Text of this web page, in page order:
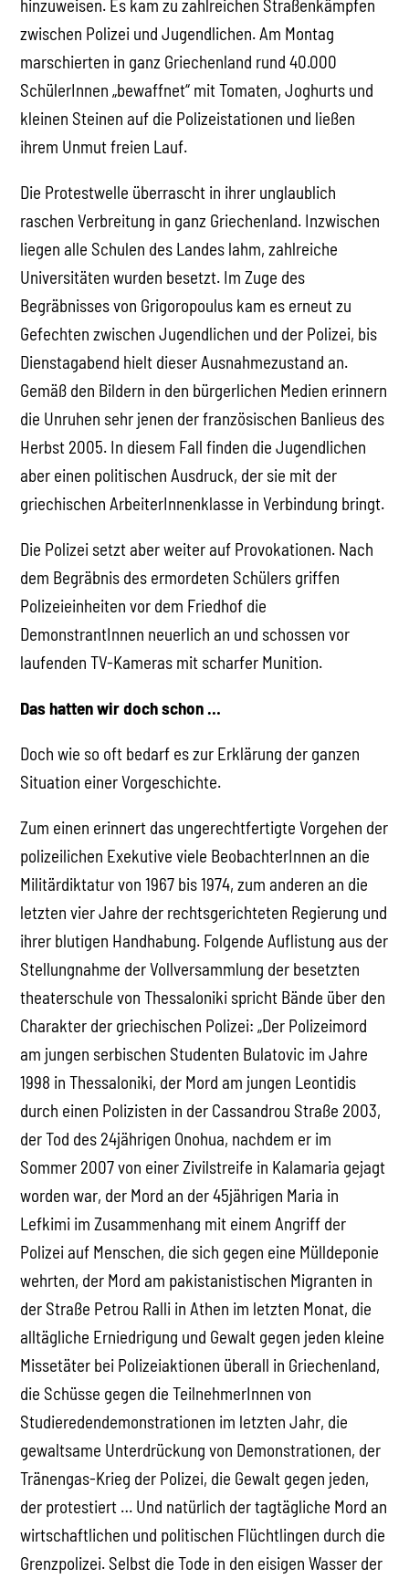
hinzuweisen. Es kam zu zahlreichen Straßenkämpfen
zwischen Polizei und Jugendlichen. Am Montag
marschierten in ganz Griechenland rund 40.000
SchülerInnen „bewaffnet“ mit Tomaten, Joghurts und
kleinen Steinen auf die Polizeistationen und ließen
ihrem Unmut freien Lauf.
Die Protestwelle überrascht in ihrer unglaublich
raschen Verbreitung in ganz Griechenland. Inzwischen
liegen alle Schulen des Landes lahm, zahlreiche
Universitäten wurden besetzt. Im Zuge des
Begräbnisses von Grigoropoulus kam es erneut zu
Gefechten zwischen Jugendlichen und der Polizei, bis
Dienstagabend hielt dieser Ausnahmezustand an.
Gemäß den Bildern in den bürgerlichen Medien erinnern
die Unruhen sehr jenen der französischen Banlieus des
Herbst 2005. In diesem Fall finden die Jugendlichen
aber einen politischen Ausdruck, der sie mit der
griechischen ArbeiterInnenklasse in Verbindung bringt.
Die Polizei setzt aber weiter auf Provokationen. Nach
dem Begräbnis des ermordeten Schülers griffen
Polizeieinheiten vor dem Friedhof die
DemonstrantInnen neuerlich an und schossen vor
laufenden TV-Kameras mit scharfer Munition.
Das hatten wir doch schon …
Doch wie so oft bedarf es zur Erklärung der ganzen
Situation einer Vorgeschichte.
Zum einen erinnert das ungerechtfertigte Vorgehen der
polizeilichen Exekutive viele BeobachterInnen an die
Militärdiktatur von 1967 bis 1974, zum anderen an die
letzten vier Jahre der rechtsgerichteten Regierung und
ihrer blutigen Handhabung. Folgende Auflistung aus der
Stellungnahme der Vollversammlung der besetzten
theaterschule von Thessaloniki spricht Bände über den
Charakter der griechischen Polizei: „Der Polizeimord
am jungen serbischen Studenten Bulatovic im Jahre
1998 in Thessaloniki, der Mord am jungen Leontidis
durch einen Polizisten in der Cassandrou Straße 2003,
der Tod des 24jährigen Onohua, nachdem er im
Sommer 2007 von einer Zivilstreife in Kalamaria gejagt
worden war, der Mord an der 45jährigen Maria in
Lefkimi im Zusammenhang mit einem Angriff der
Polizei auf Menschen, die sich gegen eine Mülldeponie
wehrten, der Mord am pakistanistischen Migranten in
der Straße Petrou Ralli in Athen im letzten Monat, die
alltägliche Erniedrigung und Gewalt gegen jeden kleine
Missetäter bei Polizeiaktionen überall in Griechenland,
die Schüsse gegen die TeilnehmerInnen von
Studieredendemonstrationen im letzten Jahr, die
gewaltsame Unterdrückung von Demonstrationen, der
Tränengas-Krieg der Polizei, die Gewalt gegen jeden,
der protestiert … Und natürlich der tagtägliche Mord an
wirtschaftlichen und politischen Flüchtlingen durch die
Grenzpolizei. Selbst die Tode in den eisigen Wasser der